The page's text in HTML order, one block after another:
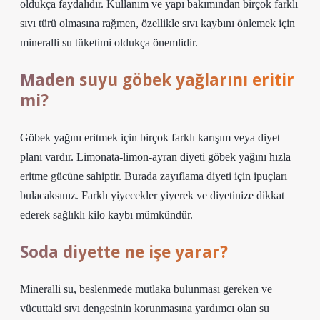
oldukça faydalıdır. Kullanım ve yapı bakımından birçok farklı
sıvı türü olmasına rağmen, özellikle sıvı kaybını önlemek için
mineralli su tüketimi oldukça önemlidir.
Maden suyu göbek yağlarını eritir
mi?
Göbek yağını eritmek için birçok farklı karışım veya diyet
planı vardır. Limonata-limon-ayran diyeti göbek yağını hızla
eritme gücüne sahiptir. Burada zayıflama diyeti için ipuçları
bulacaksınız. Farklı yiyecekler yiyerek ve diyetinize dikkat
ederek sağlıklı kilo kaybı mümkündür.
Soda diyette ne işe yarar?
Mineralli su, beslenmede mutlaka bulunması gereken ve
vücuttaki sıvı dengesinin korunmasına yardımcı olan su